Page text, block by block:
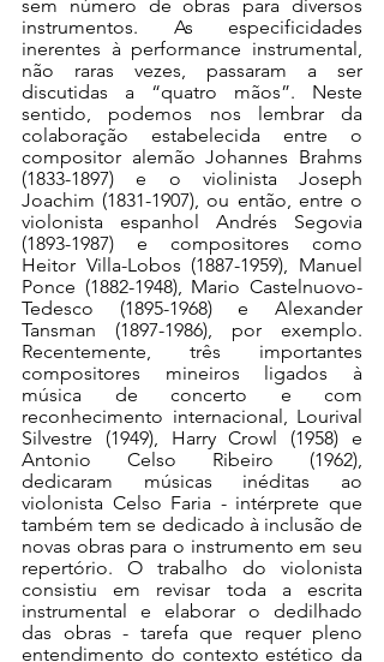
sem número de obras para diversos
instrumentos. As especificidades
inerentes à performance instrumental,
não raras vezes, passaram a ser
discutidas a “quatro mãos”. Neste
sentido, podemos nos lembrar da
colaboração estabelecida entre o
compositor alemão Johannes Brahms
(1833-1897) e o violinista Joseph
Joachim (1831-1907), ou então, entre o
violonista espanhol Andrés Segovia
(1893-1987) e compositores como
Heitor Villa-Lobos (1887-1959), Manuel
Ponce (1882-1948), Mario Castelnuovo-
Tedesco (1895-1968) e Alexander
Tansman (1897-1986), por exemplo.
Recentemente, três importantes
compositores mineiros ligados à
música de concerto e com
reconhecimento internacional, Lourival
Silvestre (1949), Harry Crowl (1958) e
Antonio Celso Ribeiro (1962),
dedicaram músicas inéditas ao
violonista Celso Faria - intérprete que
também tem se dedicado à inclusão de
novas obras para o instrumento em seu
repertório. O trabalho do violonista
consistiu em revisar toda a escrita
instrumental e elaborar o dedilhado
das obras - tarefa que requer pleno
entendimento do contexto estético da